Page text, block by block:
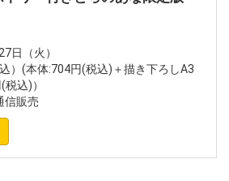
日（火）
）(本体:704円(税込)＋描き下ろしA3
(税込)）
販売